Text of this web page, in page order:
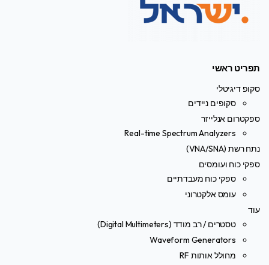
תפריט ראשי
סקופ דיגיטלי
סקופים ניידים
ספקטרום אנלייזר
Real-time Spectrum Analyzers
נתח רשת (VNA/SNA)
ספקי כוח ועומסים
ספקי כוח מעבדתיים
עומס אלקטרוני
עוד
טסטרים / רב מודד (Digital Multimeters)
Waveform Generators
מחולל אותות RF